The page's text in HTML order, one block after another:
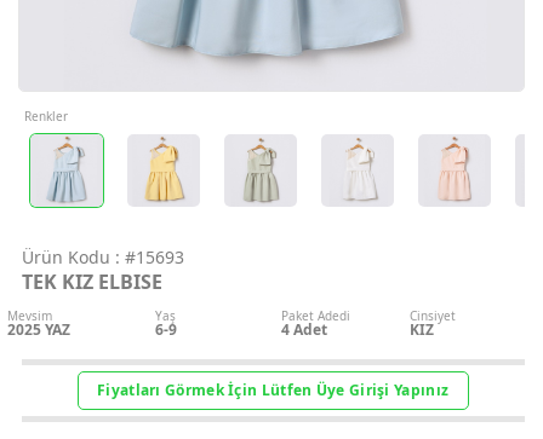
İletişim
Destek &
Müşteri
Ürün Kodu : #15693
TEK KIZ ELBISE
Mevsim
2025 YAZ
Yaş
6-9
Paket Adedi
4Adet
Cinsiyet
KIZ
Renkler
Fiyatları Görmek İçin Lütfen Üye Girişi Yapınız